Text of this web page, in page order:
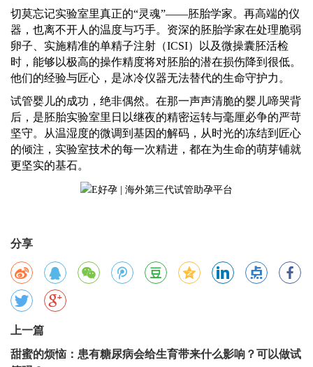
切莫忘记实验室里真正的“灵魂”——胚胎学家。再高端的仪
器，也离不开人的温度与巧手。资深的胚胎学家在处理脆弱
卵子、实施精准的单精子注射（ICSI）以及微操囊胚活检
时，能够以极高的操作精度将对胚胎的潜在损伤降到 很低。
他们的经验与匠心，是冰冷仪器无法替代的生命守护力。
试管婴儿的成功，绝非偶然。在那一声声清脆的婴儿啼哭背
后，是胚胎实验室里日以继夜的精密运转与毫厘必争的严苛
坚守。从温湿度的微调到基因的解码，从时光的冻结到匠心
的倾注，实验室技术的每一次精进，都在为生命的萌芽铺就
更坚实的基石。
分享
上一篇
甜蜜的烦恼：患有糖尿病会给生育带来什么影响？可以做试